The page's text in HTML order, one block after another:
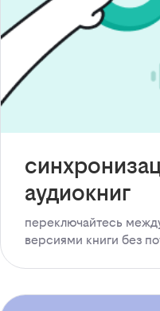
аудиокниг
переключайтесь
версиями книги без